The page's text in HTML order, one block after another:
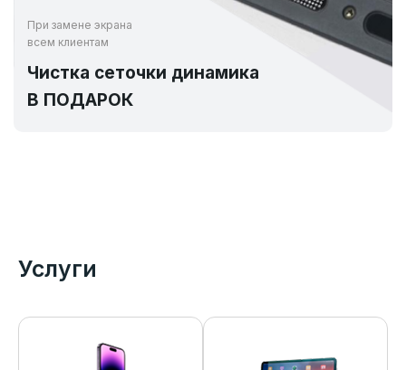
При замене экрана
всем клиентам
Чистка сеточки динамика
В ПОДАРОК
Услуги